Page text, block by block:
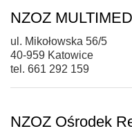
NZOZ
ul. Mikołowska 56/5
40-959 Katowice
tel. 661 292 159
NZOZ Ośrodek